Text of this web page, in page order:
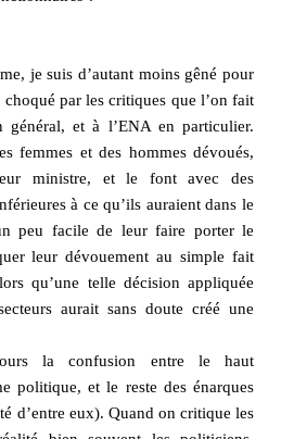
je suis d’autant moins gêné pour
par les critiques que l’on fait
général, et à l’ENA en particulier.
femmes et des hommes dévoués,
ministre, et le font avec des
à ce qu’ils auraient dans le
peu facile de leur faire porter le
leur dévouement au simple fait
qu’une telle décision appliquée
aurait sans doute créé une
la confusion entre le haut
politique, et le reste des énarques
d’entre eux). Quand on critique les